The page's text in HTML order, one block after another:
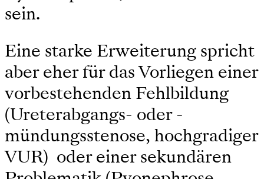
sein.
Eine starke Erweiterung spricht
aber eher für das Vorliegen einer
vorbestehenden Fehlbildung
(Ureterabgangs- oder -
mündungsstenose, hochgradiger
VUR) oder einer sekundären